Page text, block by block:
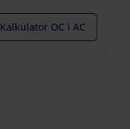
Kalkulator OC i AC